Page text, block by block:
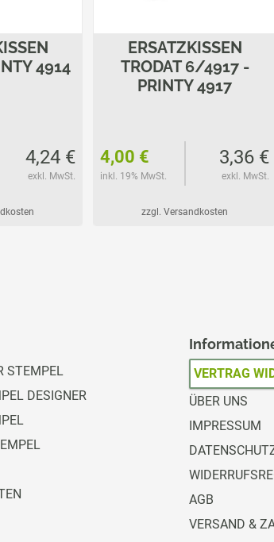
4914
4,24 €
exkl. MwSt.
ERSATZKISSEN
TRODAT 6/4917 -
PRINTY 4917
4,00 €
inkl. 19% MwSt.
3,36 €
exkl. MwSt.
zzgl. Versandkosten
STEMPEL
DESIGNER
VERTRAG
ÜBER UNS
IMPRESSUM
AGB
VERSAND &